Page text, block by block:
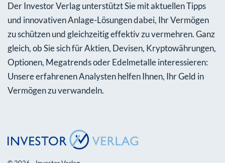
Der Investor Verlag unterstützt Sie mit aktuellen Tipps
und innovativen Anlage-Lösungen dabei, Ihr Vermögen
zu schützen und gleichzeitig effektiv zu vermehren. Ganz
gleich, ob Sie sich für Aktien, Devisen, Kryptowährungen,
Optionen, Megatrends oder Edelmetalle interessieren:
Unsere erfahrenen Analysten helfen Ihnen, Ihr Geld in
Vermögen zu verwandeln.